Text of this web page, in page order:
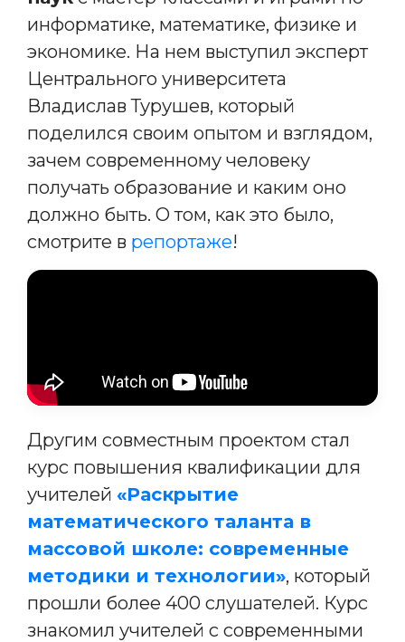
информатике, математике, физике и
экономике. На нем выступил эксперт
Центрального университета
Владислав Турушев, который
поделился своим опытом и взглядом,
зачем современному человеку
получать образование и каким оно
должно быть. О том, как это было,
смотрите в репортаже!
Другим совместным проектом стал
курс повышения квалификации для
учителей «Раскрытие
математического таланта в
массовой школе: современные
методики и технологии», который
прошли более 400 слушателей. Курс
знакомил учителей с современными